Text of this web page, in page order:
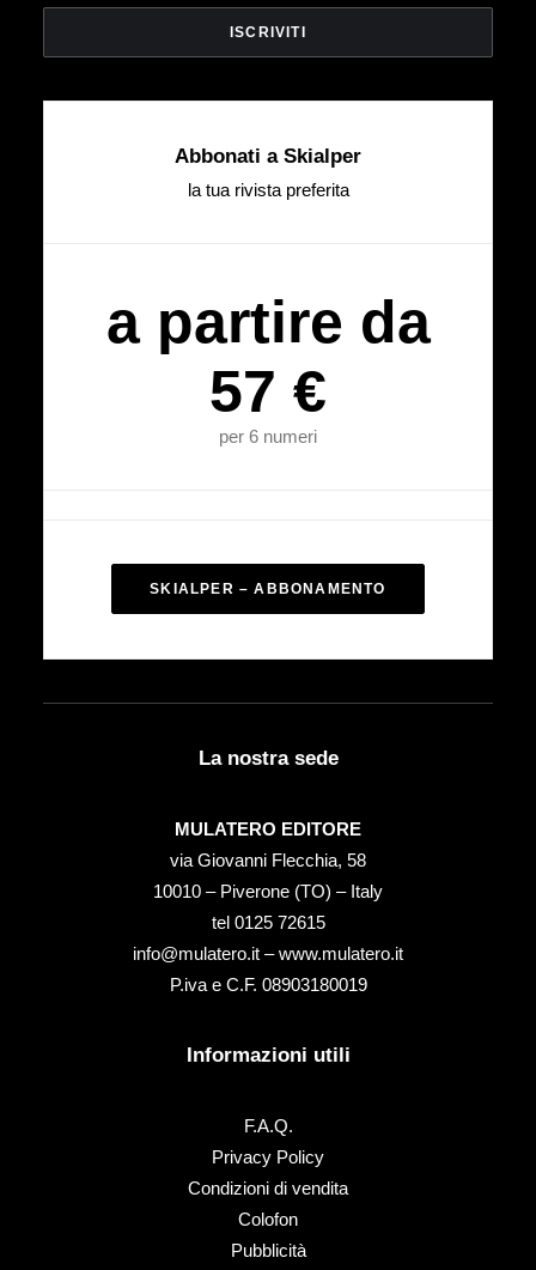
Abbonati a Skialper
la tua rivista preferita
a partire da
57 €
per 6 numeri
SKIALPER – ABBONAMENTO
La nostra sede
MULATERO EDITORE
via Giovanni Flecchia, 58
10010 – Piverone (TO) – Italy
tel ‭0125 72615‬
info@mulatero.it –www.mulatero.it
P.iva e C.F. 08903180019
Informazioni utili
F.A.Q.
Privacy Policy
Condizioni di vendita
Colofon
Pubblicità